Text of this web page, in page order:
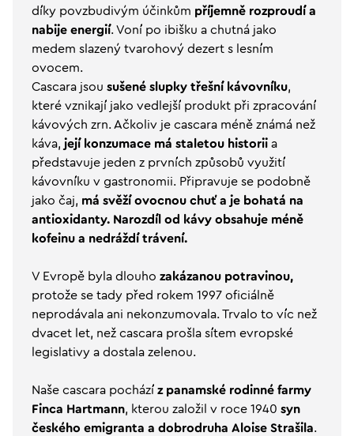
díky povzbudivým účinkům příjemně rozproudí a
nabije energií. Voní po ibišku a chutná jako
medem slazený tvarohový dezert s lesním
ovocem.
Cascara jsou sušené slupky třešní kávovníku,
které vznikají jako vedlejší produkt při zpracování
kávových zrn. Ačkoliv je cascara méně známá než
káva, její konzumace má staletou historii a
představuje jeden z prvních způsobů využití
kávovníku v gastronomii. Připravuje se podobně
jako čaj, má svěží ovocnou chuť a je bohatá na
antioxidanty. Narozdíl od kávy obsahuje méně
kofeinu a nedráždí trávení.
V Evropě byla dlouho zakázanou potravinou,
protože se tady před rokem 1997 oficiálně
neprodávala ani nekonzumovala. Trvalo to víc než
dvacet let, než cascara prošla sítem evropské
legislativy a dostala zelenou.
Naše cascara pochází z panamské rodinné farmy
Finca Hartmann, kterou založil v roce 1940 syn
českého emigranta a dobrodruha Aloise Strašila.